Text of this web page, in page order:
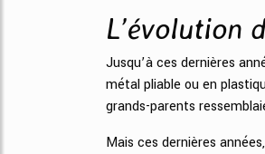
L’évolution
Jusqu’à ces dernières
métal pliable ou en
grands-parents
Mais ces dernières